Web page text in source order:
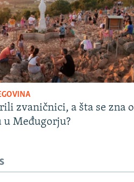
zvaničnici, a šta se zna o
u Međugorju?